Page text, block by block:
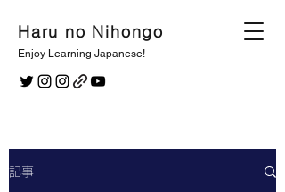
Haru no Nihongo
Enjoy Learning Japanese!
記事